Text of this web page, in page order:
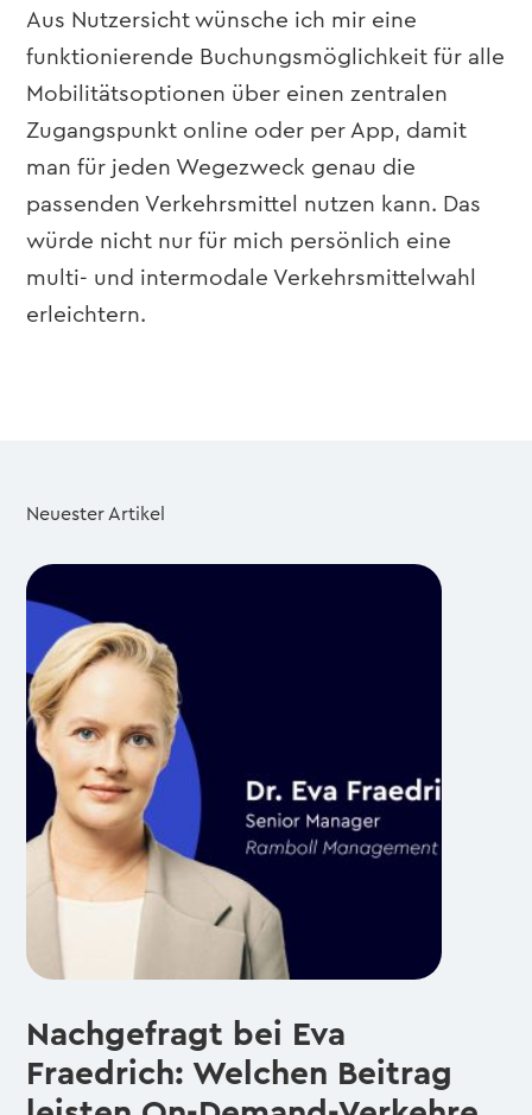
Aus Nutzersicht wünsche ich mir eine
funktionierende Buchungsmöglichkeit für alle
Mobilitätsoptionen über einen zentralen
Zugangspunkt online oder per App, damit
man für jeden Wegezweck genau die
passenden Verkehrsmittel nutzen kann. Das
würde nicht nur für mich persönlich eine
multi- und intermodale Verkehrsmittelwahl
erleichtern.
Neuester Artikel
Nachgefragt bei Eva
Fraedrich: Welchen Beitrag